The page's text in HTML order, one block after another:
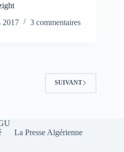
2017 3 commentaires
SUIVANT
La Presse Algérienne